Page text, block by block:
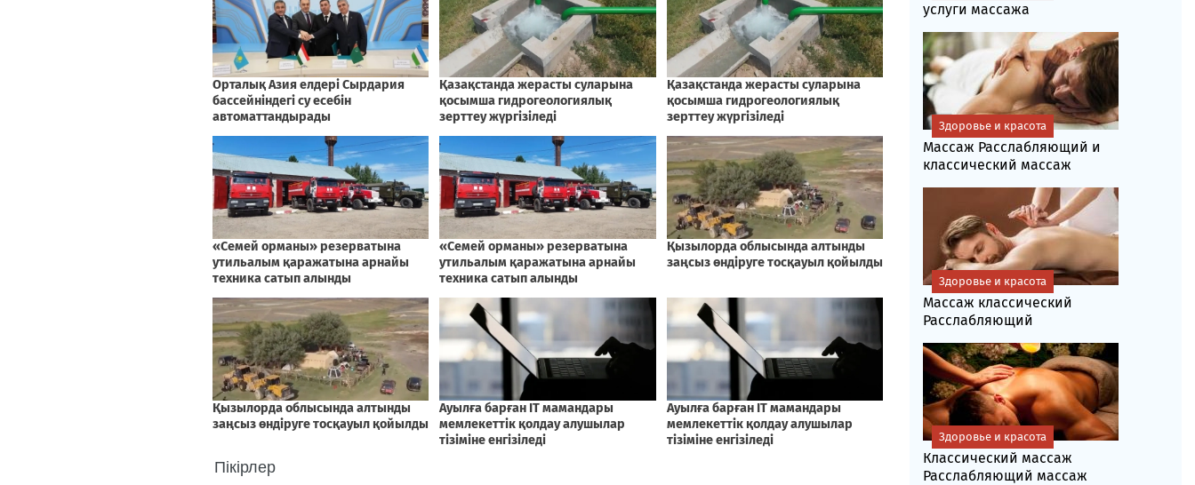
Пікірлер
услуги массажа
Массаж Расслабляющий и
классический массаж
Здоровье и красота
Массаж классический
Расслабляющий
Здоровье и красота
Классический массаж
Расслабляющий массаж
Здоровье и красота